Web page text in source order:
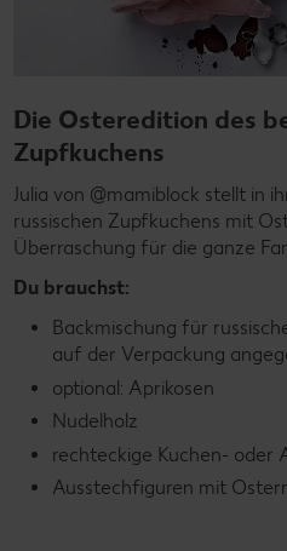
Die Osteredition des
Zupfkuchens
Julia von @mamiblock stellt in
russischen Zupfkuchens mit
Überraschung für die ganze
Du brauchst:
Backmischung für
auf der Verpackung
optional: Aprikosen
Nudelholz
rechteckige Kuchen- oder
Ausstechfiguren mit